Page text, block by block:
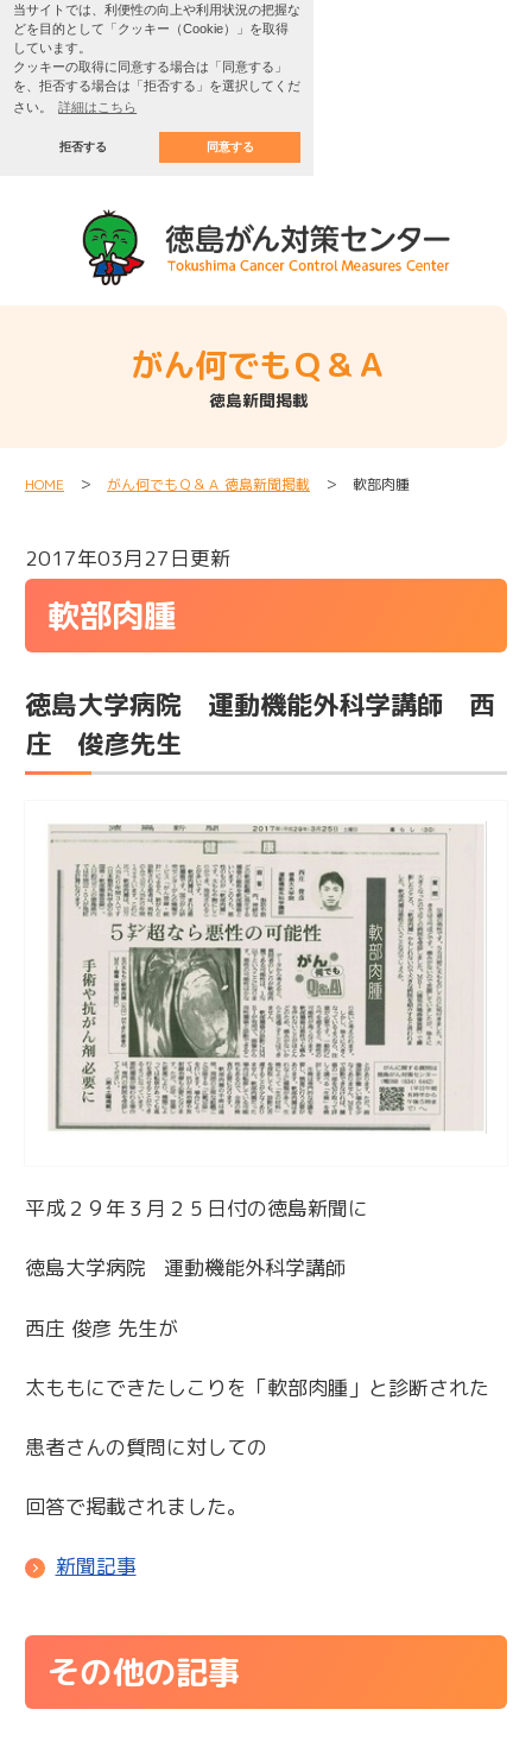
当サイトでは、利便性の向上や利用状況の把握な
どを目的として「クッキー（Cookie）」を取得
しています。
クッキーの取得に同意する場合は「同意する」
を、拒否する場合は「拒否する」を選択してくだ
さい。
詳細はこちら
拒否する 同意する
がん何でもＱ＆Ａ
徳島新聞掲載
HOME ＞ がん何でもＱ＆Ａ 徳島新聞掲載 ＞ 軟部肉腫
2017年03月27日更新
軟部肉腫
徳島大学病院 運動機能外科学講師 西
庄 俊彦先生
平成２９年３月２５日付の徳島新聞に
徳島大学病院 運動機能外科学講師
西庄 俊彦 先生が
太ももにできたしこりを「軟部肉腫」と診断された
患者さんの質問に対しての
回答で掲載されました。
新聞記事
その他の記事